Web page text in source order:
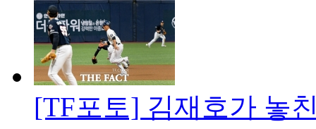
[TF포토] 김재호가 놓